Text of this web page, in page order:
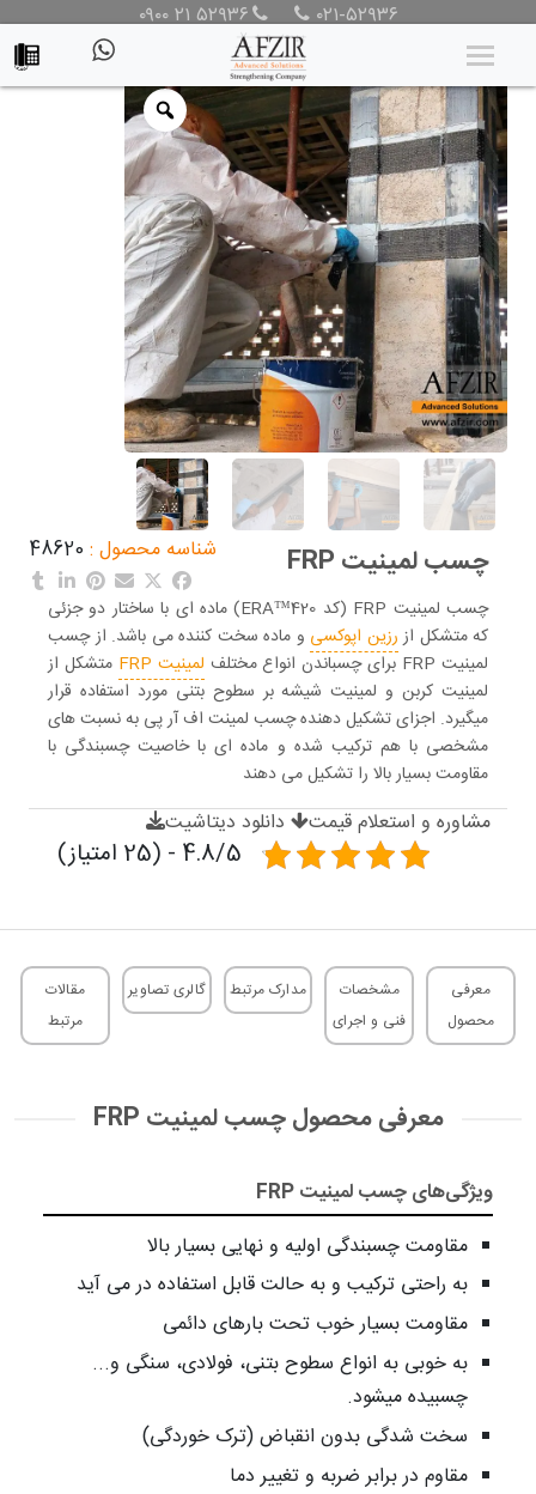
۰۲۱-۵۲۹۳۶ ۰۹۰۰ ۲۱ ۵۲۹۳۶ محصولات/محصولات/محصولات مقاوم سازی/چسب و رزین
FRP
چسب لمینیت FRP شناسه محصول : 48620
چسب لمینیت FRP (کد ERA™420) ماده ای با ساختار دو جزئی
که متشکل ازرزین اپوکسی و ماده سخت کننده می باشد. از چسب
لمینیت FRP برای چسباندن انواع مختلف
لمینیت FRP
متشکل از
لمینیت کربن و لمینیت شیشه بر سطوح بتنی مورد استفاده قرار
میگیرد. اجزای تشکیل دهنده چسب لمینت اف آر پی به نسبت های
مشخصی با هم ترکیب شده و ماده ای با خاصیت چسبندگی با
مقاومت بسیار بالا را تشکیل می دهند
مشاوره و استعلام قیمت دانلود دیتاشیت
4.8/5 - (25 امتیاز)
معرفی
محصول
مشخصات
فنی و اجرای
مدارک مرتبط گالری تصاویر
مقالات
مرتبط
معرفی محصول چسب لمینیت FRP
ویژگی‌های چسب لمینیت FRP
مقاومت چسبندگی اولیه و نهایی بسیار بالا
به راحتی ترکیب و به حالت قابل استفاده در می آید
مقاومت بسیار خوب تحت بارهای دائمی
به خوبی به انواع سطوح بتنی، فولادی، سنگی و...
چسبیده میشود.
سخت شدگی بدون انقباض (ترک خوردگی)
مقاوم در برابر ضربه و تغییر دما